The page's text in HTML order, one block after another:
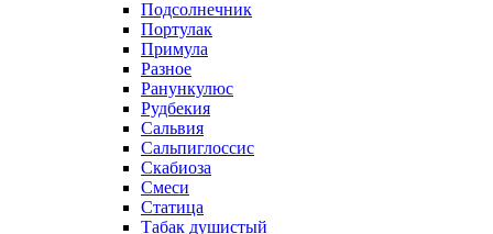
Подсолнечник
Портулак
Примула
Разное
Ранункулюс
Рудбекия
Сальвия
Сальпиглоссис
Скабиоза
Смеси
Статица
Табак душистый